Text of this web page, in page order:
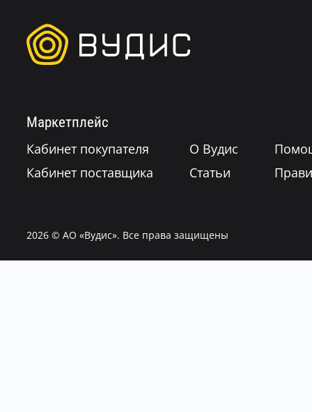
Маркетплейс
Кабинет покупателя
Кабинет поставщика
О Вудис
Статьи
2026© АО «Вудис». Все права защищены